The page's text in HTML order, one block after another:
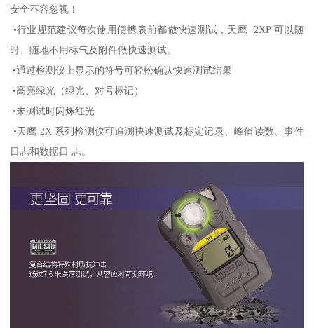
安全不容忽视！
•行业规范建议每次使用便携表前都做快速测试，天鹰 2XP 可以随
时、随地不用标气及附件做快速测试。
•通过检测仪上显示的符号可轻松确认快速测试结果
•高亮绿光（绿光、对号标记）
•未测试时闪烁红光
•天鹰 2X 系列检测仪可追溯快速测试及标定记录、峰值读数、事件
日志和数据日 志。